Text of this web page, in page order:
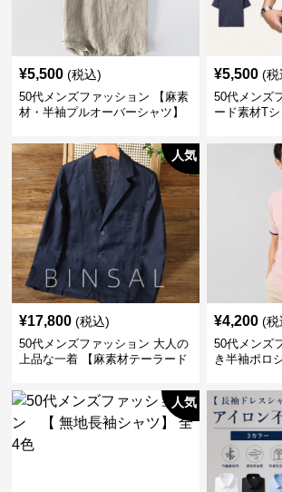
¥5,500 (税込)
50代メンズファッション 【麻素
材・半袖プルオーバーシャツ】
¥5,500 (税
50代メンズ
ード素材T
人気
¥17,800 (税込)
50代メンズファッション 大人の
上品な一着 【麻素材テーラード
¥4,200 (税
50代メンズ
き半袖ポロ
人気